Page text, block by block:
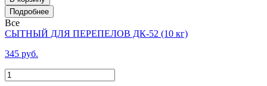
Все
СЫТНЫЙ ДЛЯ ПЕРЕПЕЛОВ ДК-52 (10 кг)
345 руб.